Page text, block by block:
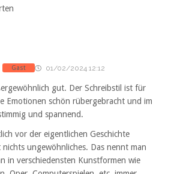
Gast 01/02/2024 12:12
gut. Der Schreibstil ist für
Emotionen schön rübergebracht und im
und spannend.
vor der eigentlichen Geschichte
nichts ungewöhnliches. Das nennt man
in verschiedensten Kunstformen wie